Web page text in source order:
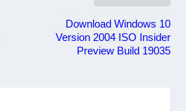
Download Windows 10
Version 2004 ISO Insider
Preview Build 19035